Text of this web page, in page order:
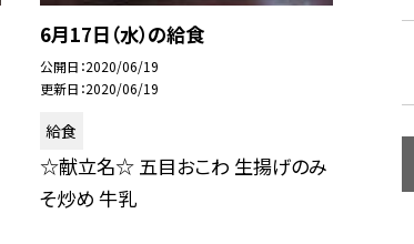
6月17日（水）の給食
公開日 2020/06/19
更新日 2020/06/19
給食
☆献立名☆ 五目おこわ 生揚げのみ
そ炒め 牛乳